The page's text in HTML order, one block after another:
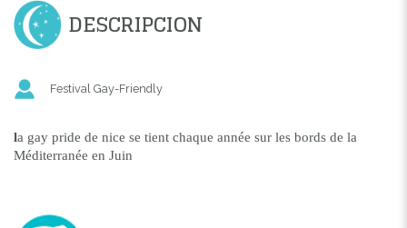
DESCRIPCION
Festival Gay-Friendly
la gay pride de nice se tient chaque année sur les bords de la
Méditerranée en Juin